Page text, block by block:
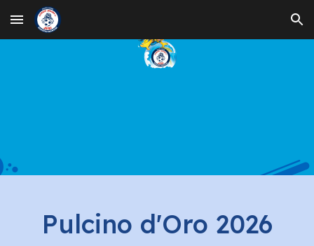
Skip to main content Skip to navigation
Pulcino d'Oro 2026